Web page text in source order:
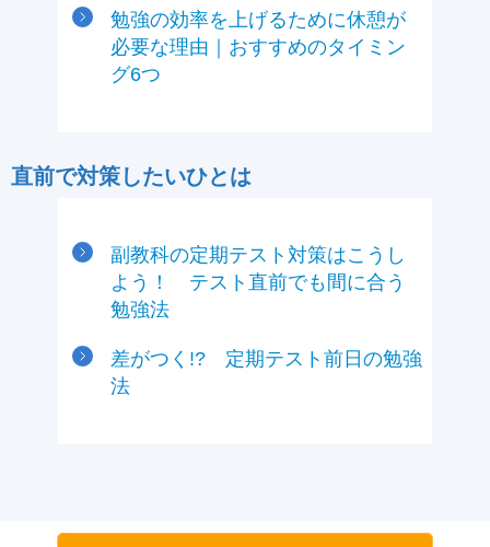
勉強の効率を上げるために休憩が
必要な理由｜おすすめのタイミン
グ6つ
直前で対策したいひとは
副教科の定期テスト対策はこうし
よう！ テスト直前でも間に合う
勉強法
差がつく!? 定期テスト前日の勉強
法